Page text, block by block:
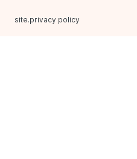
site.privacy policy